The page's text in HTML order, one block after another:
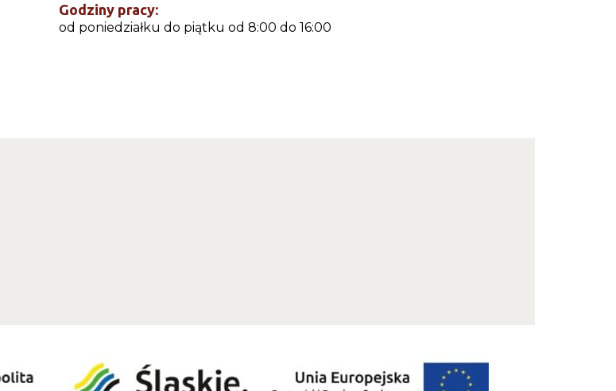
Godziny pracy:
od poniedziałku do piątku od 8:00 do 16:00